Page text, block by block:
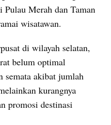
Pulau Merah dan Taman
wisatawan.
di wilayah selatan,
belum optimal
semata akibat jumlah
kurangnya
promosi destinasi